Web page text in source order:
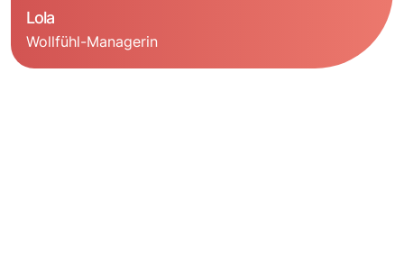
Lola
Wollfühl-Managerin